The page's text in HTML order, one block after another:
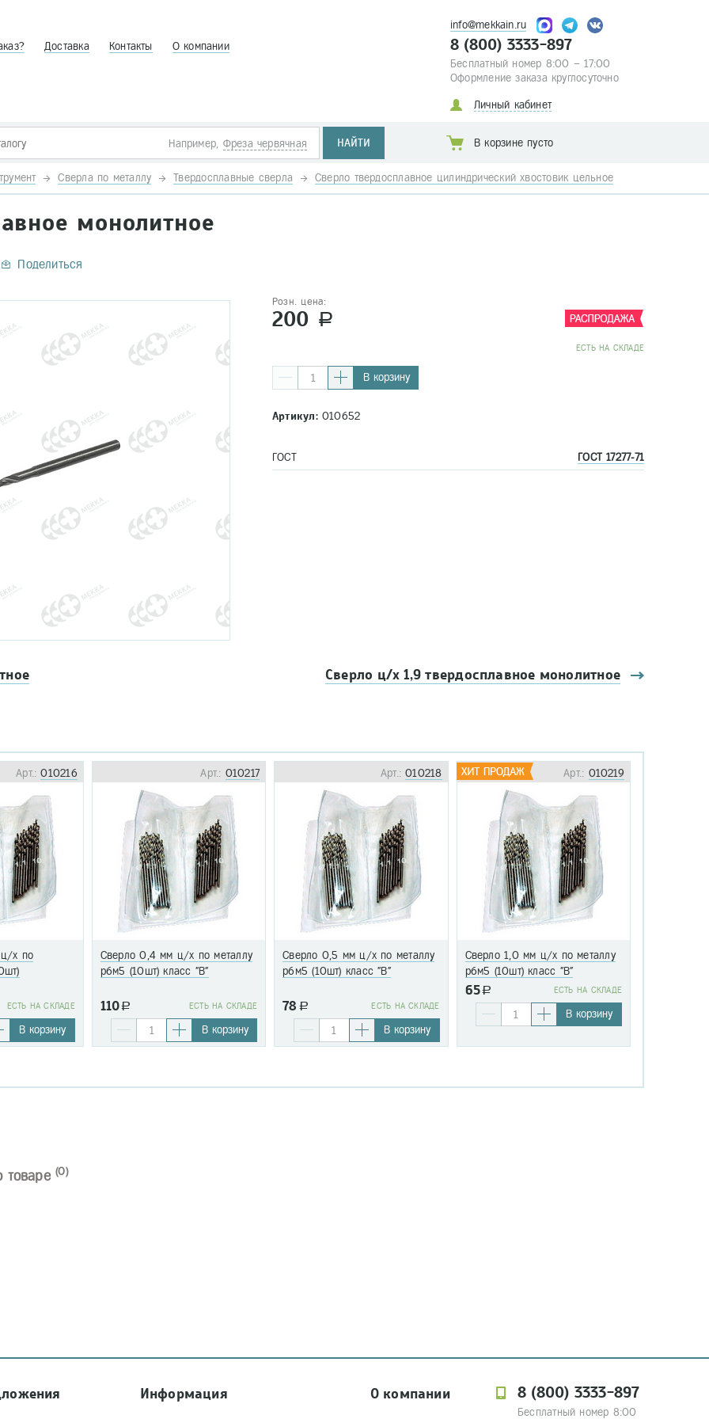
Доставка Контакты О компании
info@mekkain.ru
8 (800) 3333-897
Бесплатный номер 8:00 – 17:00
Оформление заказа круглосуточно
Личный кабинет
Например, Фреза червячная НАЙТИ В корзине пусто
Сверла по металлу Твердосплавные сверла Сверло твердосплавное цилиндрический хвостовик цельное
монолитное
Поделиться
Розн. цена:
200 a
EСТЬ НА СКЛАДЕ
В корзину
Артикул:010652
ГОСТ ГОСТ 17277-71
Сверло ц/х 1,9 твердосплавное монолитное
Арт.:010216
х по
EСТЬ НА СКЛАДЕ
В корзину
Арт.: 010217
Сверло 0,4 мм ц/х по металлу
р6м5 (10шт) класс "В"
110a EСТЬ НА СКЛАДЕ
В корзину
Арт.:010218
Сверло 0,5 мм ц/х по металлу
р6м5 (10шт) класс "В"
78 a EСТЬ НА СКЛАДЕ
В корзину
Арт.: 010219
Сверло 1,0 мм ц/х по металлу
р6м5 (10шт) класс "В"
65a EСТЬ НА СКЛАДЕ
В корзину
товаре(0)
Информация О компании 8 (800) 3333-897
Бесплатный номер 8:00